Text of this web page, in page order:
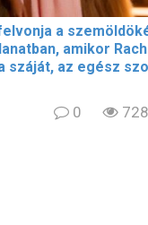
a
amikor
száját, az egész
0